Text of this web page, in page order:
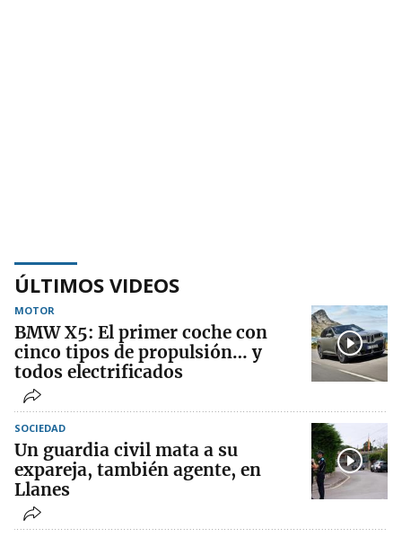
ÚLTIMOS VIDEOS
MOTOR
BMW X5: El primer coche con
cinco tipos de propulsión… y
todos electrificados
SOCIEDAD
Un guardia civil mata a su
expareja, también agente, en
Llanes